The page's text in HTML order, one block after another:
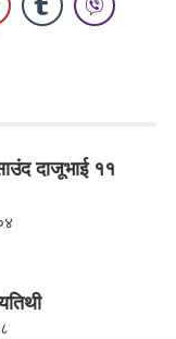
दाजूभाई ११